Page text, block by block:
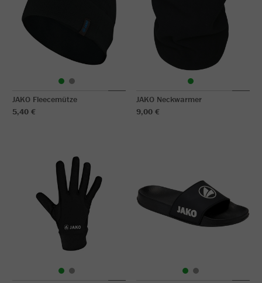
JAKO Fleecemütze
5,40 €
JAKO Neckwarmer
9,00 €